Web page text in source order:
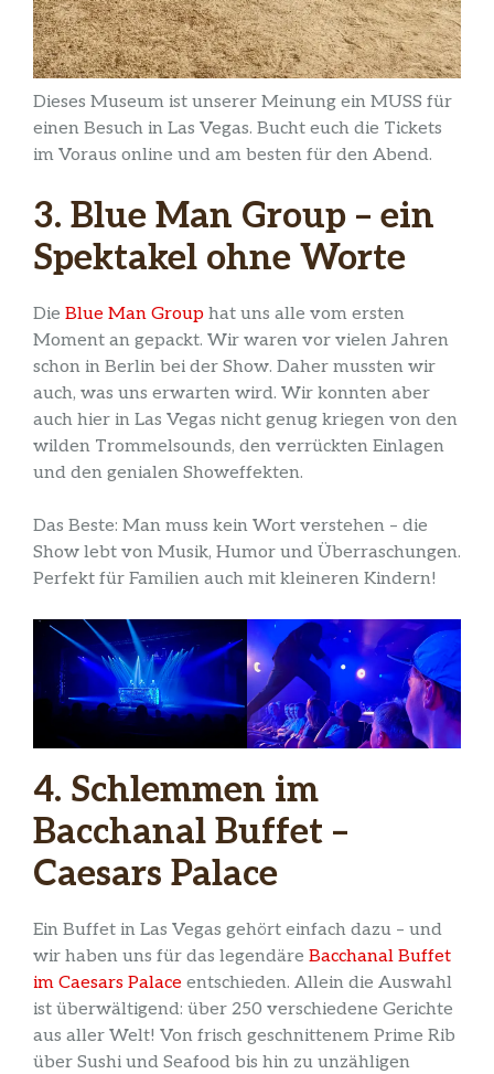
Dieses Museum ist unserer Meinung ein MUSS für
einen Besuch in Las Vegas. Bucht euch die Tickets
im Voraus online und am besten für den Abend.
3. Blue Man Group – ein
Spektakel ohne Worte
Die Blue Man Group hat uns alle vom ersten
Moment an gepackt. Wir waren vor vielen Jahren
schon in Berlin bei der Show. Daher mussten wir
auch, was uns erwarten wird. Wir konnten aber
auch hier in Las Vegas nicht genug kriegen von den
wilden Trommelsounds, den verrückten Einlagen
und den genialen Showeffekten.
Das Beste: Man muss kein Wort verstehen – die
Show lebt von Musik, Humor und Überraschungen.
Perfekt für Familien auch mit kleineren Kindern!
4. Schlemmen im
Bacchanal Buffet –
Caesars Palace
Ein Buffet in Las Vegas gehört einfach dazu – und
wir haben uns für das legendäre Bacchanal Buffet
im Caesars Palace entschieden. Allein die Auswahl
ist überwältigend: über 250 verschiedene Gerichte
aus aller Welt! Von frisch geschnittenem Prime Rib
über Sushi und Seafood bis hin zu unzähligen